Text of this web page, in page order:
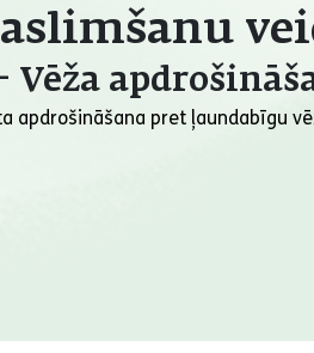
Vēža
apdrošināšana pret ļaundabīgu